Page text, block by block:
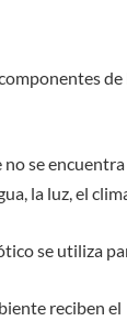
se
la luz, el
se utiliza
reciben